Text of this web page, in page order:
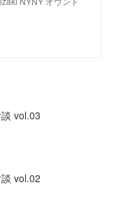
vol.03
vol.02